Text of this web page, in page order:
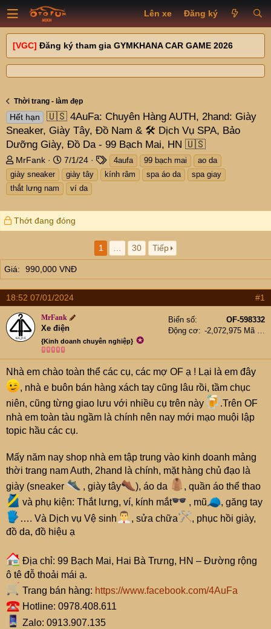
Lên xe Đăng ký
[VGC] Đăng ký tham gia GYMKHANA CAR GAME 2026
Thời trang - làm đẹp
Hết hạn
🇺🇸 4AuFa: Chuyên Hàng AUTH, 2hand: Giày
Sneaker, Giày Tây, Đồ Nam & 🛠 Dịch Vụ SPA, Bảo
Dưỡng Giày, Đồ Da - 99 Bạch Mai, HN 🇺🇸
T
h
r
e
d
r
t
r
MrFank
N
g
à
y
ử
7/1/24
T
a
g
4aufa 99 bạch mai
ao da
giày sneaker
giày tây kính râm spa áo da
spa giay
thắt lưng nam
ví da
Thớt đang đóng
1 30 Tiếp
Giá 990,000 VNĐ
18:52 07/01/2024 #1
MrFank
Xe điện
{Kinh doanh chuyên nghiệp} ✪
Biển số
OF-598332
Động cơ
-2,072,975 Mã lực
Nhà em chào toàn thể các cụ, các mợ OF ạ ! Lại là em đây
, nhà e buôn bán hàng xách tay cũng lâu rồi, tầm chục
niên, cũng từng giao lưu với nhiều cụ trên này
.Trên OF
nhà em toàn tàu ngầm là chính nên nay mới mạo muội lập
topic hầu các cụ.
Mấy năm nay shop nhà em tập trung vào kinh doanh mảng
thời trang nam Auth, 2hand là chính, mặt hàng chủ đạo là
giày (sneaker
, giày tây ), áo da
, quần áo thể thao
và phụ kiện: Thắt lưng, ví, kính mắt
, mũ
, găng tay
…. Và Dịch vụ Vệ sinh
, sửa chữa
, phục hồi giày,
đồ da, đồ hiệu ạ
Địa chỉ: 99 Bạch Mai, Hai Bà Trưng, HN – Đường rộng
ô tê đỗ thoải mái ạ.
Trang bán hàng: https://www.facebook.com/4AuFa
Hotline: 0978.408.611
Zalo: 0913.907.135